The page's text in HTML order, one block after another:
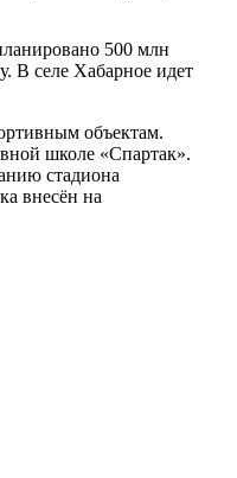
500 млн
В селе Хабарное идет
объектам.
школе «Спартак».
стадиона
внесён на